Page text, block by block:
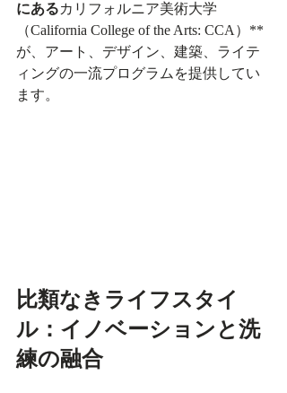
にあるカリフォルニア美術大学
（California College of the Arts: CCA）**
が、アート、デザイン、建築、ライテ
ィングの一流プログラムを提供してい
ます。
比類なきライフスタイ
ル：イノベーションと洗
練の融合